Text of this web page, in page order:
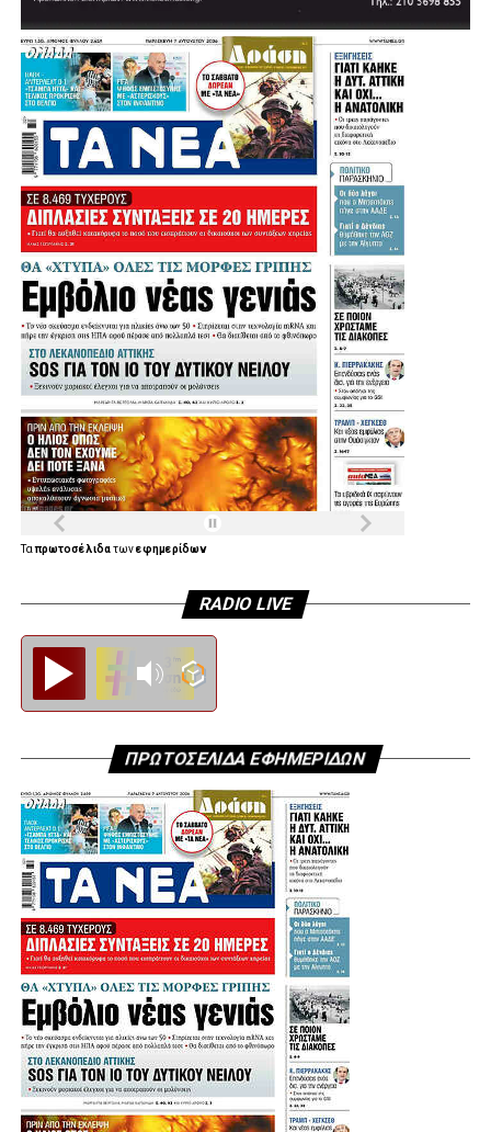
Ταπρωτοσέλιδατωνεφημερίδων
RADIO LIVE
ΠΡΩΤΟΣΕΛΙΔΑ ΕΦΗΜΕΡΙΔΩΝ